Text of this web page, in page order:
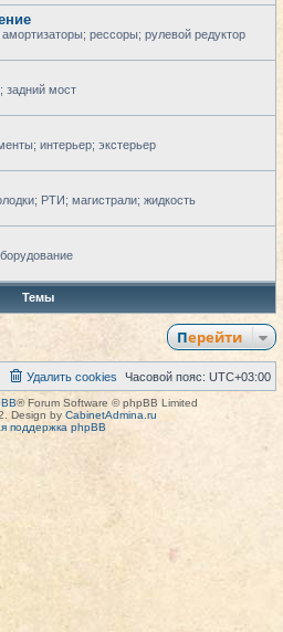
рессоры; рулевой редуктор
задний мост
интерьер; экстерьер
РТИ; магистрали; жидкость
Темы
Перейти
Часовой пояс: UTC+03:00
Удалить cookies
® Forum Software © phpBB Limited
Design by CabinetAdmina.ru
поддержка phpBB